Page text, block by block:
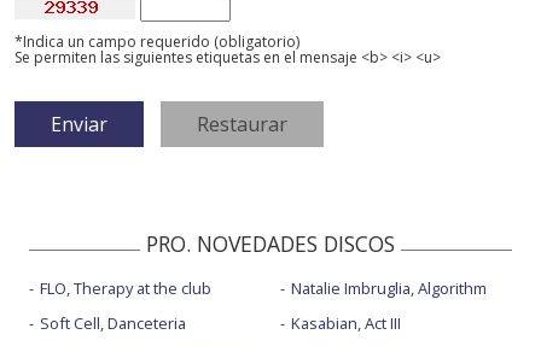
*Indica un campo requerido (obligatorio)
Se permiten las siguientes etiquetas en el mensaje <b> <i> <u>
PRO. NOVEDADES DISCOS
FLO, Therapy at the club
Soft Cell, Danceteria
Natalie Imbruglia, Algorithm
Kasabian, Act III